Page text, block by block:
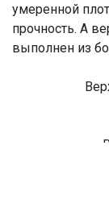
умеренной
прочность. А
выполнен из